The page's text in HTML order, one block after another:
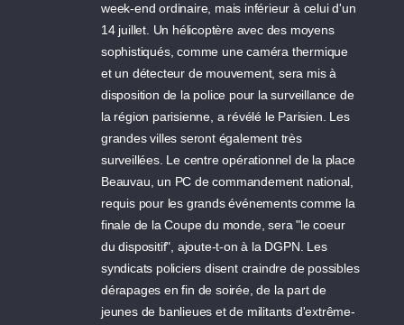
week-end ordinaire, mais inférieur à celui d'un
14 juillet. Un hélicoptère avec des moyens
sophistiqués, comme une caméra thermique
et un détecteur de mouvement, sera mis à
disposition de la police pour la surveillance de
la région parisienne, a révélé le Parisien. Les
grandes villes seront également très
surveillées. Le centre opérationnel de la place
Beauvau, un PC de commandement national,
requis pour les grands événements comme la
finale de la Coupe du monde, sera "le coeur
du dispositif", ajoute-t-on à la DGPN. Les
syndicats policiers disent craindre de possibles
dérapages en fin de soirée, de la part de
jeunes de banlieues et de militants d'extrême-